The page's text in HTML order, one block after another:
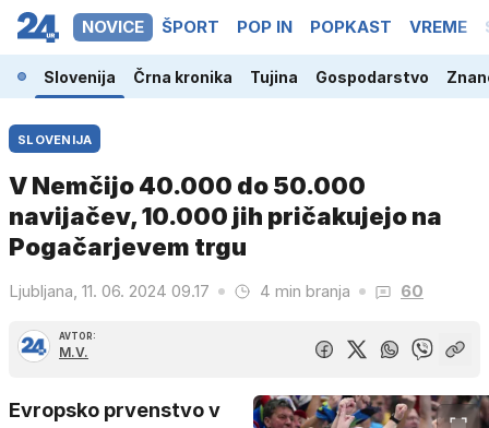
NOVICE ŠPORT POP IN POPKAST VREME
Slovenija Črna kronika Tujina Gospodarstvo
SLOVENIJA
V Nemčijo 40.000 do 50.000
navijačev, 10.000 jih pričakujejo na
Pogačarjevem trgu
Ljubljana, 11. 06. 2024 09.17 4 min branja 60
AVTOR:
M.V.
Evropsko prvenstvo v